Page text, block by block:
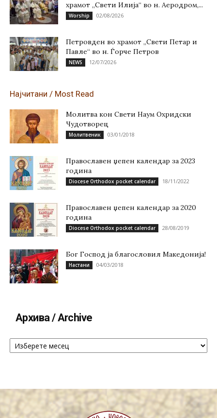
храмот „Свети Илија“ во н. Аеродром,...
Worship 02/08/2026
Петровден во храмот „Свети Петар и
Павле“ во н. Ѓорче Петров
NEWS 12/07/2026
Најчитани / Most Read
Молитва кон Свети Наум Охридски
Чудотворец
Молитвеник 03/01/2018
Православен џепен календар за 2023
година
Diocese Orthodox pocket calendar 18/11/2022
Православен џепен календар за 2020
година
Diocese Orthodox pocket calendar 28/08/2019
Бог Господ ја благословил Македонија!
Настани 04/03/2018
Архива / Archive
Архива